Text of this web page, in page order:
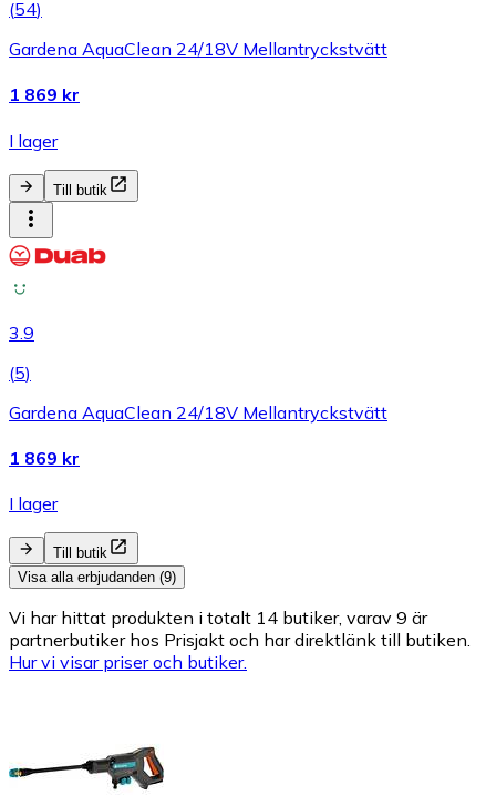
(54)
Gardena AquaClean 24/18V Mellantryckstvätt
1 869 kr
I lager
Till butik
3.9
(5)
Gardena AquaClean 24/18V Mellantryckstvätt
1 869 kr
I lager
Till butik
Visa alla erbjudanden (9)
Vi har hittat produkten i totalt 14 butiker, varav 9 är
partnerbutiker hos Prisjakt och har direktlänk till butiken.
Hur vi visar priser och butiker.